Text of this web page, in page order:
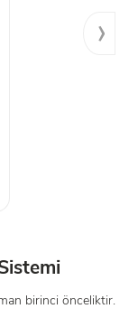
›
birinci önceliktir.